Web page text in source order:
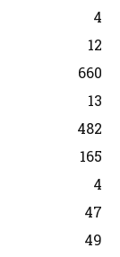
4
12
660
13
482
165
4
47
49